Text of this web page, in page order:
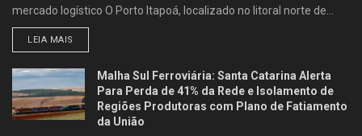
mercado logístico O Porto Itapoá, localizado no litoral norte de...
LEIA MAIS
Malha Sul Ferroviária: Santa Catarina Alerta
Para Perda de 41% da Rede e Isolamento de
Regiões Produtoras com Plano de Fatiamento
da União